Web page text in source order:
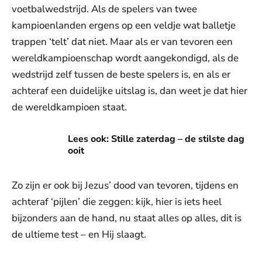
voetbalwedstrijd. Als de spelers van twee
kampioenlanden ergens op een veldje wat balletje
trappen ‘telt’ dat niet. Maar als er van tevoren een
wereldkampioenschap wordt aangekondigd, als de
wedstrijd zelf tussen de beste spelers is, en als er
achteraf een duidelijke uitslag is, dan weet je dat hier
de wereldkampioen staat.
Lees ook: Stille zaterdag – de stilste dag
ooit
Lees ook: Stille zaterdag – de stilste dag ooit
Zo zijn er ook bij Jezus’ dood van tevoren, tijdens en
achteraf ‘pijlen’ die zeggen: kijk, hier is iets heel
bijzonders aan de hand, nu staat alles op alles, dit is
de ultieme test – en Hij slaagt.